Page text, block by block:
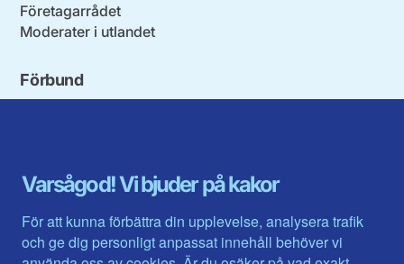
Varsågod! Vi bjuder på kakor
För att kunna förbättra din upplevelse, analysera trafik
och ge dig personligt anpassat innehåll behöver vi
Företagarrådet
Moderater i utlandet
Förbund
Gävleborg
Halland
Jämtlands län
Jönköpings län
Kalmar län
Värmlands län
Västerbotten
Västra Götaland
Västernorrland
Västmanland